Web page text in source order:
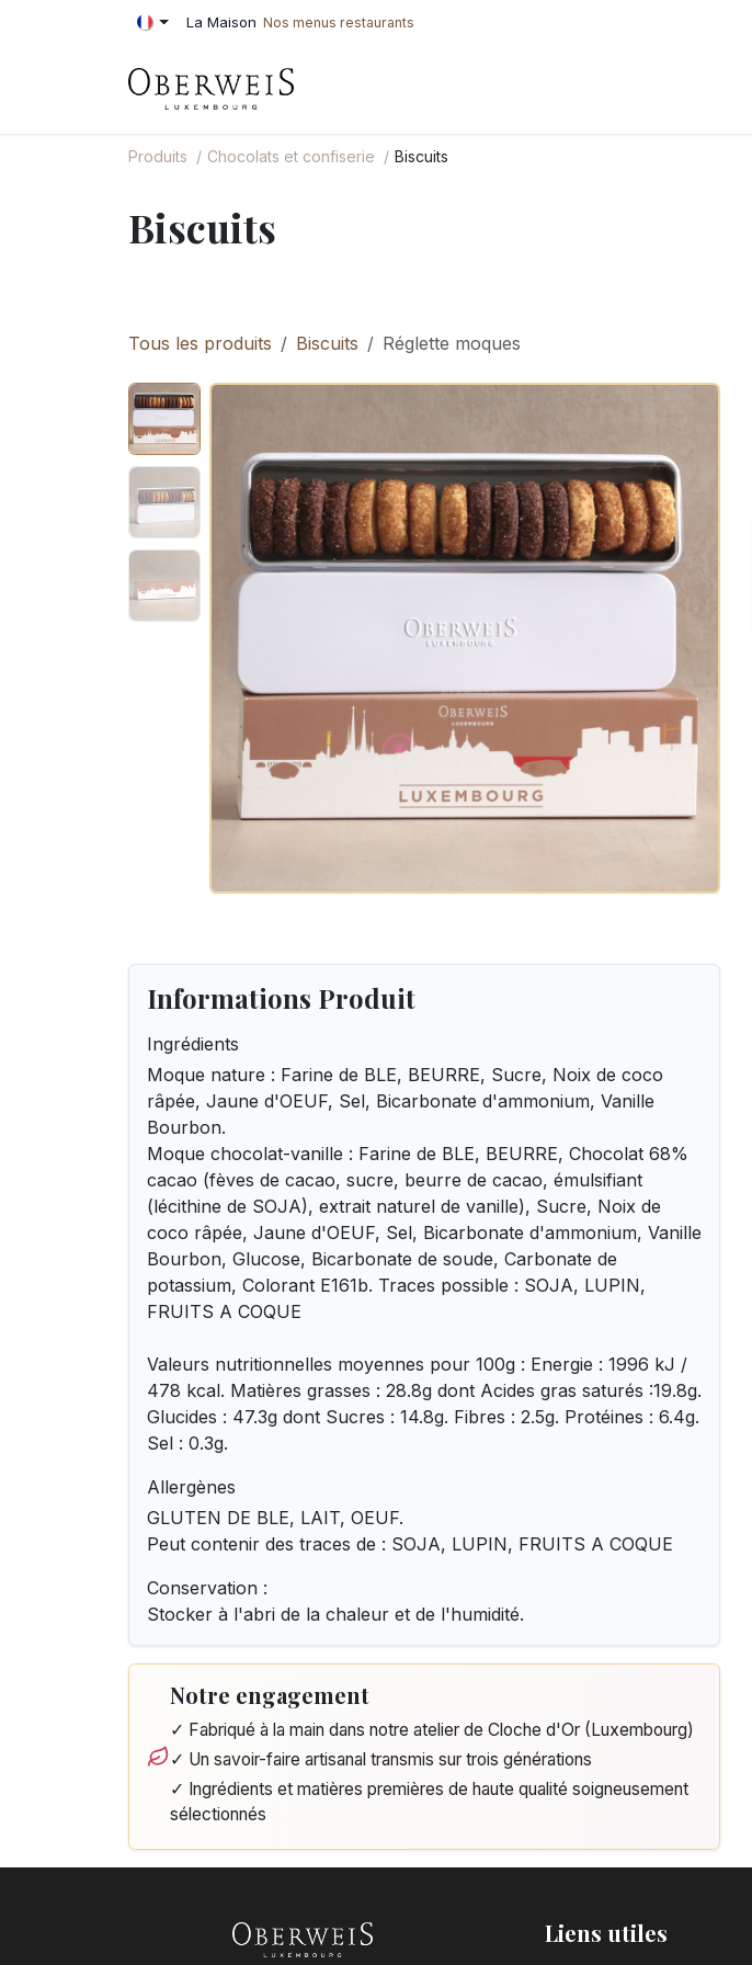
Se rendre au contenu La Maison Nos menus restaurants
Produits Chocolats et confiserie Biscuits
Biscuits
Tous les produits Biscuits Réglette moques
Informations Produit
Ingrédients
Moque nature : Farine de BLE, BEURRE, Sucre, Noix de coco
râpée, Jaune d'OEUF, Sel, Bicarbonate d'ammonium, Vanille
Bourbon.
Moque chocolat-vanille : Farine de BLE, BEURRE, Chocolat 68%
cacao (fèves de cacao, sucre, beurre de cacao, émulsifiant
(lécithine de SOJA), extrait naturel de vanille), Sucre, Noix de
coco râpée, Jaune d'OEUF, Sel, Bicarbonate d'ammonium, Vanille
Bourbon, Glucose, Bicarbonate de soude, Carbonate de
potassium, Colorant E161b. Traces possible : SOJA, LUPIN,
FRUITS A COQUE
Valeurs nutritionnelles moyennes pour 100g : Energie : 1996 kJ /
478 kcal. Matières grasses : 28.8g dont Acides gras saturés :19.8g.
Glucides : 47.3g dont Sucres : 14.8g. Fibres : 2.5g. Protéines : 6.4g.
Sel : 0.3g.
Allergènes
GLUTEN DE BLE, LAIT, OEUF.
Peut contenir des traces de : SOJA, LUPIN, FRUITS A COQUE
Conservation :
Stocker à l'abri de la chaleur et de l'humidité.
Notre engagement
✓ Fabriqué à la main dans notre atelier de Cloche d'Or (Luxembourg)
✓ Un savoir-faire artisanal transmis sur trois générations
✓ Ingrédients et matières premières de haute qualité soigneusement
sélectionnés
Liens utiles